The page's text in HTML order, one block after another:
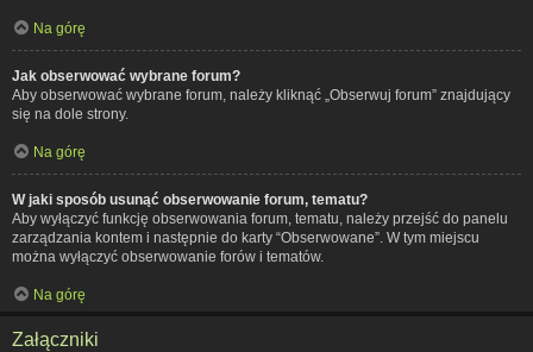
Na górę
Jak obserwować wybrane forum?
Aby obserwować wybrane forum, należy kliknąć „Obserwuj forum” znajdujący
się na dole strony.
Na górę
W jaki sposób usunąć obserwowanie forum, tematu?
Aby wyłączyć funkcję obserwowania forum, tematu, należy przejść do panelu
zarządzania kontem i następnie do karty “Obserwowane”. W tym miejscu
można wyłączyć obserwowanie forów i tematów.
Na górę
Załączniki